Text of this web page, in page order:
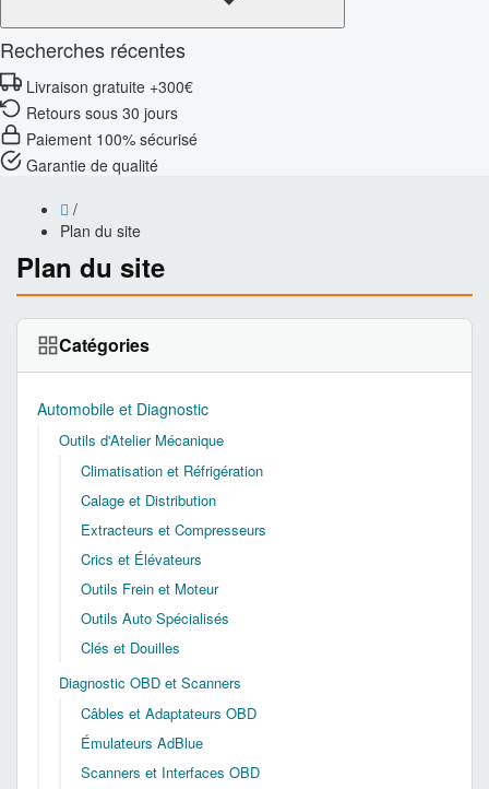
Recherches récentes
Livraison gratuite +300€
Retours sous 30 jours
Paiement 100% sécurisé
Garantie de qualité
/
Plan du site
Plan du site
Catégories
Automobile et Diagnostic
Outils d'Atelier Mécanique
Climatisation et Réfrigération
Calage et Distribution
Extracteurs et Compresseurs
Crics et Élévateurs
Outils Frein et Moteur
Outils Auto Spécialisés
Clés et Douilles
Diagnostic OBD et Scanners
Câbles et Adaptateurs OBD
Émulateurs AdBlue
Scanners et Interfaces OBD